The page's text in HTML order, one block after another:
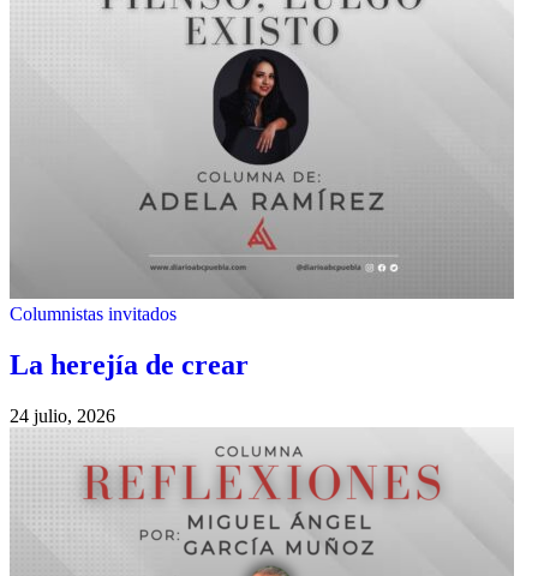
Columnistas invitados
La herejía de crear
24 julio, 2026